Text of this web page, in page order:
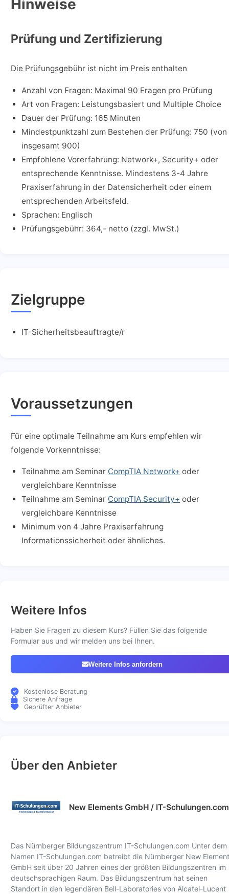
Hinweise
Prüfung und Zertifizierung
Die Prüfungsgebühr ist nicht im Preis enthalten
Anzahl von Fragen: Maximal 90 Fragen pro Prüfung
Art von Fragen: Leistungsbasiert und Multiple Choice
Dauer der Prüfung: 165 Minuten
Mindestpunktzahl zum Bestehen der Prüfung: 750 (von
insgesamt 900)
Empfohlene Vorerfahrung: Network+, Security+ oder
entsprechende Kenntnisse. Mindestens 3-4 Jahre
Praxiserfahrung in der Datensicherheit oder einem
entsprechenden Arbeitsfeld.
Sprachen: Englisch
Prüfungsgebühr: 364,- netto (zzgl. MwSt.)
Zielgruppe
IT-Sicherheitsbeauftragte/r
Voraussetzungen
Für eine optimale Teilnahme am Kurs empfehlen wir
folgende Vorkenntnisse:
Teilnahme am Seminar CompTIA Network+ oder
vergleichbare Kenntnisse
Teilnahme am Seminar CompTIA Security+ oder
vergleichbare Kenntnisse
Minimum von 4 Jahre Praxiserfahrung
Informationssicherheit oder ähnliches.
Weitere Infos
Haben Sie Fragen zu diesem Kurs? Füllen Sie das folgende
Formular aus und wir melden uns bei Ihnen.
Weitere Infos anfordern
Kostenlose Beratung
Sichere Anfrage
Geprüfter Anbieter
Über den Anbieter
New Elements GmbH / IT-Schulungen.com
Das Nürnberger Bildungszentrum IT-Schulungen.com Unter dem
Namen IT-Schulungen.com betreibt die Nürnberger New
GmbH seit über 20 Jahren eines der größten Bildungszentren im
deutschsprachigen Raum. Das Bildungszentrum hat seinen
Standort in den legendären Bell-Laboratories von Alcatel-Lucent